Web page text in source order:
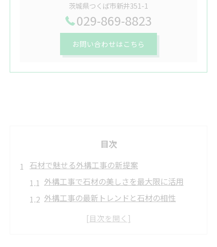
茨城県つくば市新井351-1
029-869-8823
お問い合わせはこちら
目次
石材で魅せる外構工事の新提案
外構工事で石材の美しさを最大限に活用
外構工事の最新トレンドと石材の相性
おしゃれな外構工事の石材選びポイント